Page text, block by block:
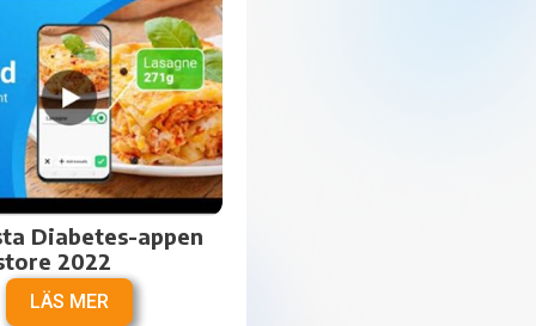
Diabetes-appen
2022
LÄS MER